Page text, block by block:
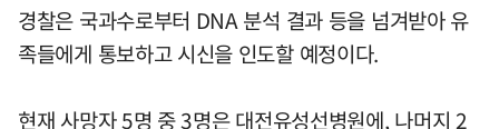
경찰은 국과수로부터 DNA 분석 결과 등을 넘겨받아 유
족들에게 통보하고 시신을 인도할 예정이다.
현재 사망자 5명 중 3명은 대전유성선병원에, 나머지 2